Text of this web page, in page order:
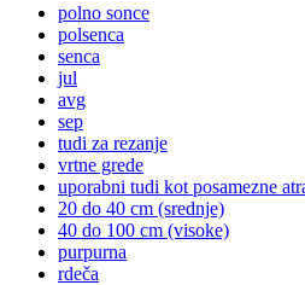
polno sonce
polsenca
senca
jul
avg
sep
tudi za rezanje
vrtne grede
uporabni tudi kot posamezne
20 do 40 cm (srednje)
40 do 100 cm (visoke)
purpurna
rdeča